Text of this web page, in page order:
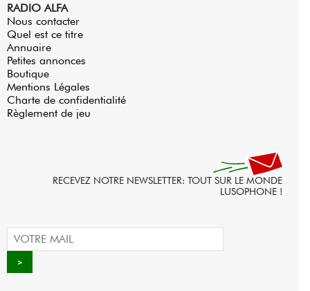
RADIO ALFA
Nous contacter
Quel est ce titre
Annuaire
Petites annonces
Boutique
Mentions Légales
Charte de confidentialité
Règlement de jeu
RECEVEZ NOTRE NEWSLETTER: TOUT SUR LE MONDE
LUSOPHONE !